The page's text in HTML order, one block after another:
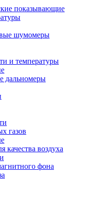
показывающие
шумомеры
и температуры
дальномеры
газов
качества воздуха
фона